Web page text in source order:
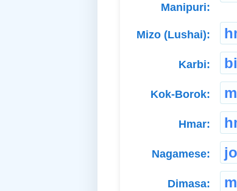
Manipuri:
Mizo (Lushai):
Karbi:
Kok-Borok:
Hmar:
Nagamese:
Dimasa: